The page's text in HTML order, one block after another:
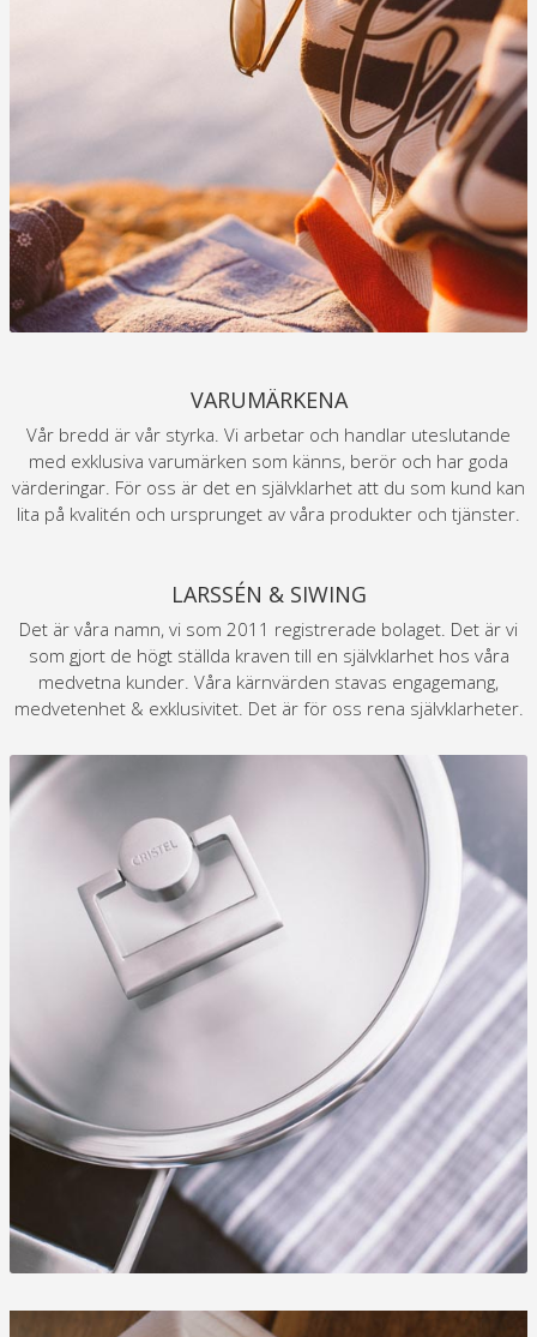
VARUMÄRKENA
Vår bredd är vår styrka. Vi arbetar och handlar uteslutande
med exklusiva varumärken som känns, berör och har goda
värderingar. För oss är det en självklarhet att du som kund kan
lita på kvalitén och ursprunget av våra produkter och tjänster.
LARSSÉN & SIWING
Det är våra namn, vi som 2011 registrerade bolaget. Det är vi
som gjort de högt ställda kraven till en självklarhet hos våra
medvetna kunder. Våra kärnvärden stavas engagemang,
medvetenhet & exklusivitet. Det är för oss rena självklarheter.